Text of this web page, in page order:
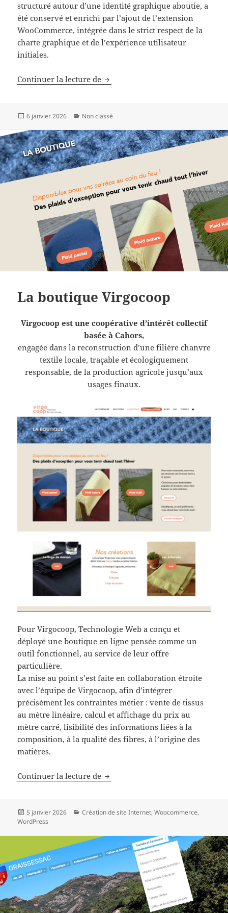
structuré autour d’une identité graphique aboutie, a
été conservé et enrichi par l’ajout de l’extension
WooCommerce, intégrée dans le strict respect de la
charte graphique et de l’expérience utilisateur
initiales.
Continuer la lecture de Boutique en ligne Monkey Park
Publié
6 janvier 2026 Catégories
Non classé
La boutique Virgocoop
Virgocoop est une coopérative d’intérêt collectif
basée à Cahors,
engagée dans la reconstruction d’une filière chanvre
textile locale, traçable et écologiquement
responsable, de la production agricole jusqu’aux
usages finaux.
Pour Virgocoop, Technologie Web a conçu et
déployé une boutique en ligne pensée comme un
outil fonctionnel, au service de leur offre
particulière.
La mise au point s’est faite en collaboration étroite
avec l’équipe de Virgocoop, afin d’intégrer
précisément les contraintes métier : vente de tissus
au mètre linéaire, calcul et affichage du prix au
mètre carré, lisibilité des informations liées à la
composition, à la qualité des fibres, à l’origine des
matières.
Continuer la lecture de La boutique Virgocoop
Publié
le
5 janvier 2026 Catégories
Création de site Internet,Woocommerce,
WordPress